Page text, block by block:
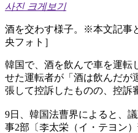
사진 크게보기
酒を交わす様子。※本文記事
央フォト］
韓国で、酒を飲んで車を運転
せた運転者が「酒は飲んだが
張して控訴したものの、控訴
9日、韓国法曹界によると、
事2部〔李太栄（イ・テヨン